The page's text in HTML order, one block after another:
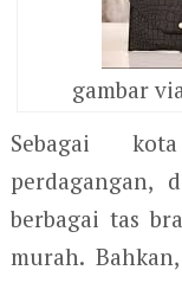
gambar
Sebagai
perdagangan,
berbagai tas
murah.